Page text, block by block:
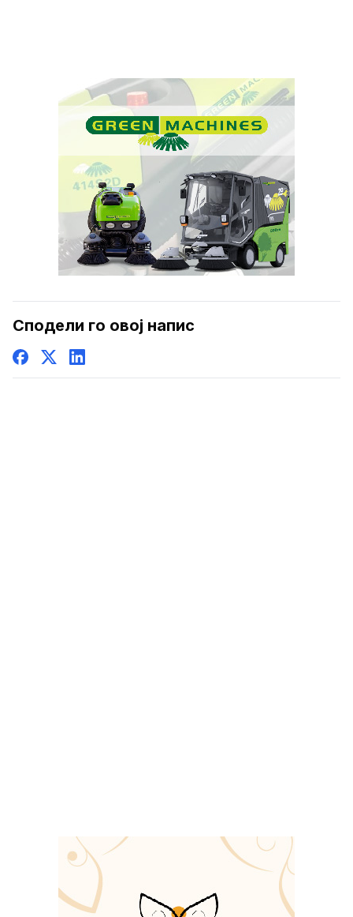
Сподели го овој напис